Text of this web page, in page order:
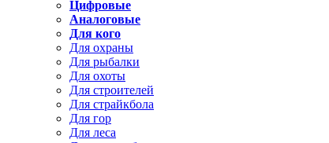
Цифровые
Аналоговые
Для кого
Для охраны
Для рыбалки
Для охоты
Для строителей
Для страйкбола
Для гор
Для леса